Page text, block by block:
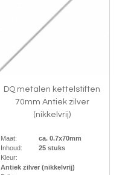
DQ metalen kettelstiften
70mm Antiek zilver
(nikkelvrij)
Maat:
ca. 0.7x70mm
Inhoud:
25 stuks
Kleur:
Antiek zilver (nikkelvrij)